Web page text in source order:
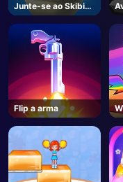
Junte-se ao Skibidi
Clash 3D
Flip a arma